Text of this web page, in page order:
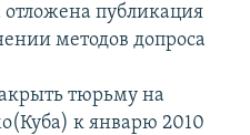
отложена публикация
методов допроса
тюрьму на
к январю 2010